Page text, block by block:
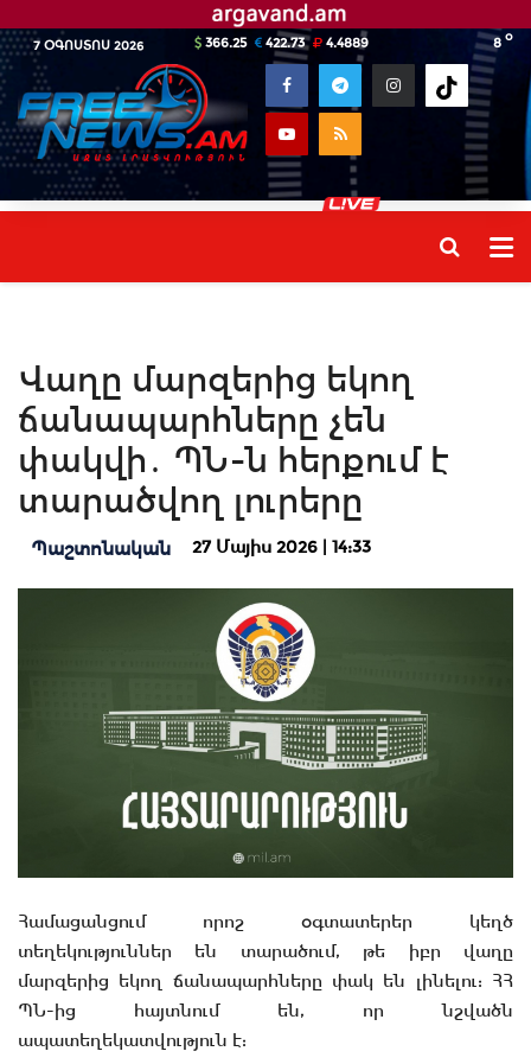
7 ՕԳՈՍՏՈՍ 2026 8 o
366.25 422.73 4.4889
Վաղը մարզերից եկող
ճանապարհները չեն
փակվի․ ՊՆ-ն հերքում է
տարածվող լուրերը
Պաշտոնական 27 Մայիս 2026 | 14:33
Համացանցում որոշ օգտատերեր կեղծ
տեղեկություններ են տարածում, թե իբր վաղը
մարզերից եկող ճանապարհները փակ են լինելու: ՀՀ
ՊՆ-ից հայտնում են, որ նշվածն
ապատեղեկատվություն է: